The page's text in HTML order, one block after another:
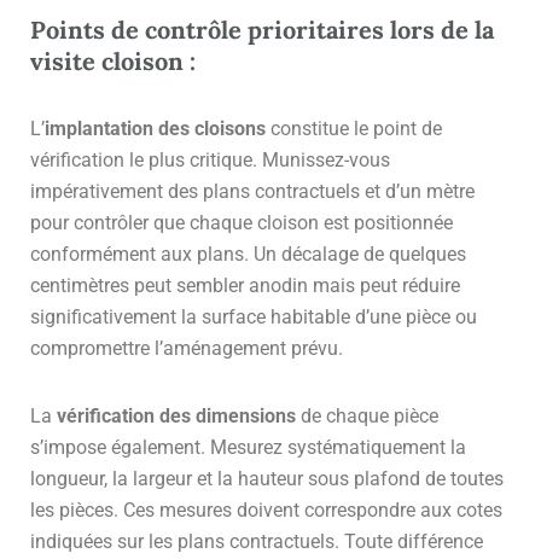
Points de contrôle prioritaires lors de la
visite cloison :
L’implantation des cloisons constitue le point de
vérification le plus critique. Munissez-vous
impérativement des plans contractuels et d’un mètre
pour contrôler que chaque cloison est positionnée
conformément aux plans. Un décalage de quelques
centimètres peut sembler anodin mais peut réduire
significativement la surface habitable d’une pièce ou
compromettre l’aménagement prévu.
La vérification des dimensions de chaque pièce
s’impose également. Mesurez systématiquement la
longueur, la largeur et la hauteur sous plafond de toutes
les pièces. Ces mesures doivent correspondre aux cotes
indiquées sur les plans contractuels. Toute différence